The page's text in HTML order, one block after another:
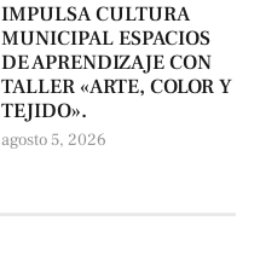
IMPULSA CULTURA
MUNICIPAL ESPACIOS
DE APRENDIZAJE CON
TALLER «ARTE, COLOR Y
TEJIDO».
agosto 5, 2026